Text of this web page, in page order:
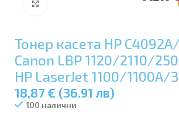
Тонер касета HP
Canon LBP 1120/2110/
HP LaserJet 1100/1100A/
18,87 € (36.91 лв)
100 налични